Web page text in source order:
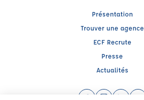
Présentation
Trouver une agence
ECF Recrute
Presse
Actualités